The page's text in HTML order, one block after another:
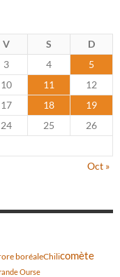
V S
D
3 4
5
10 11
12
17 18
19
24 25
26
Oct »
boréaleChilicomète
Ourse